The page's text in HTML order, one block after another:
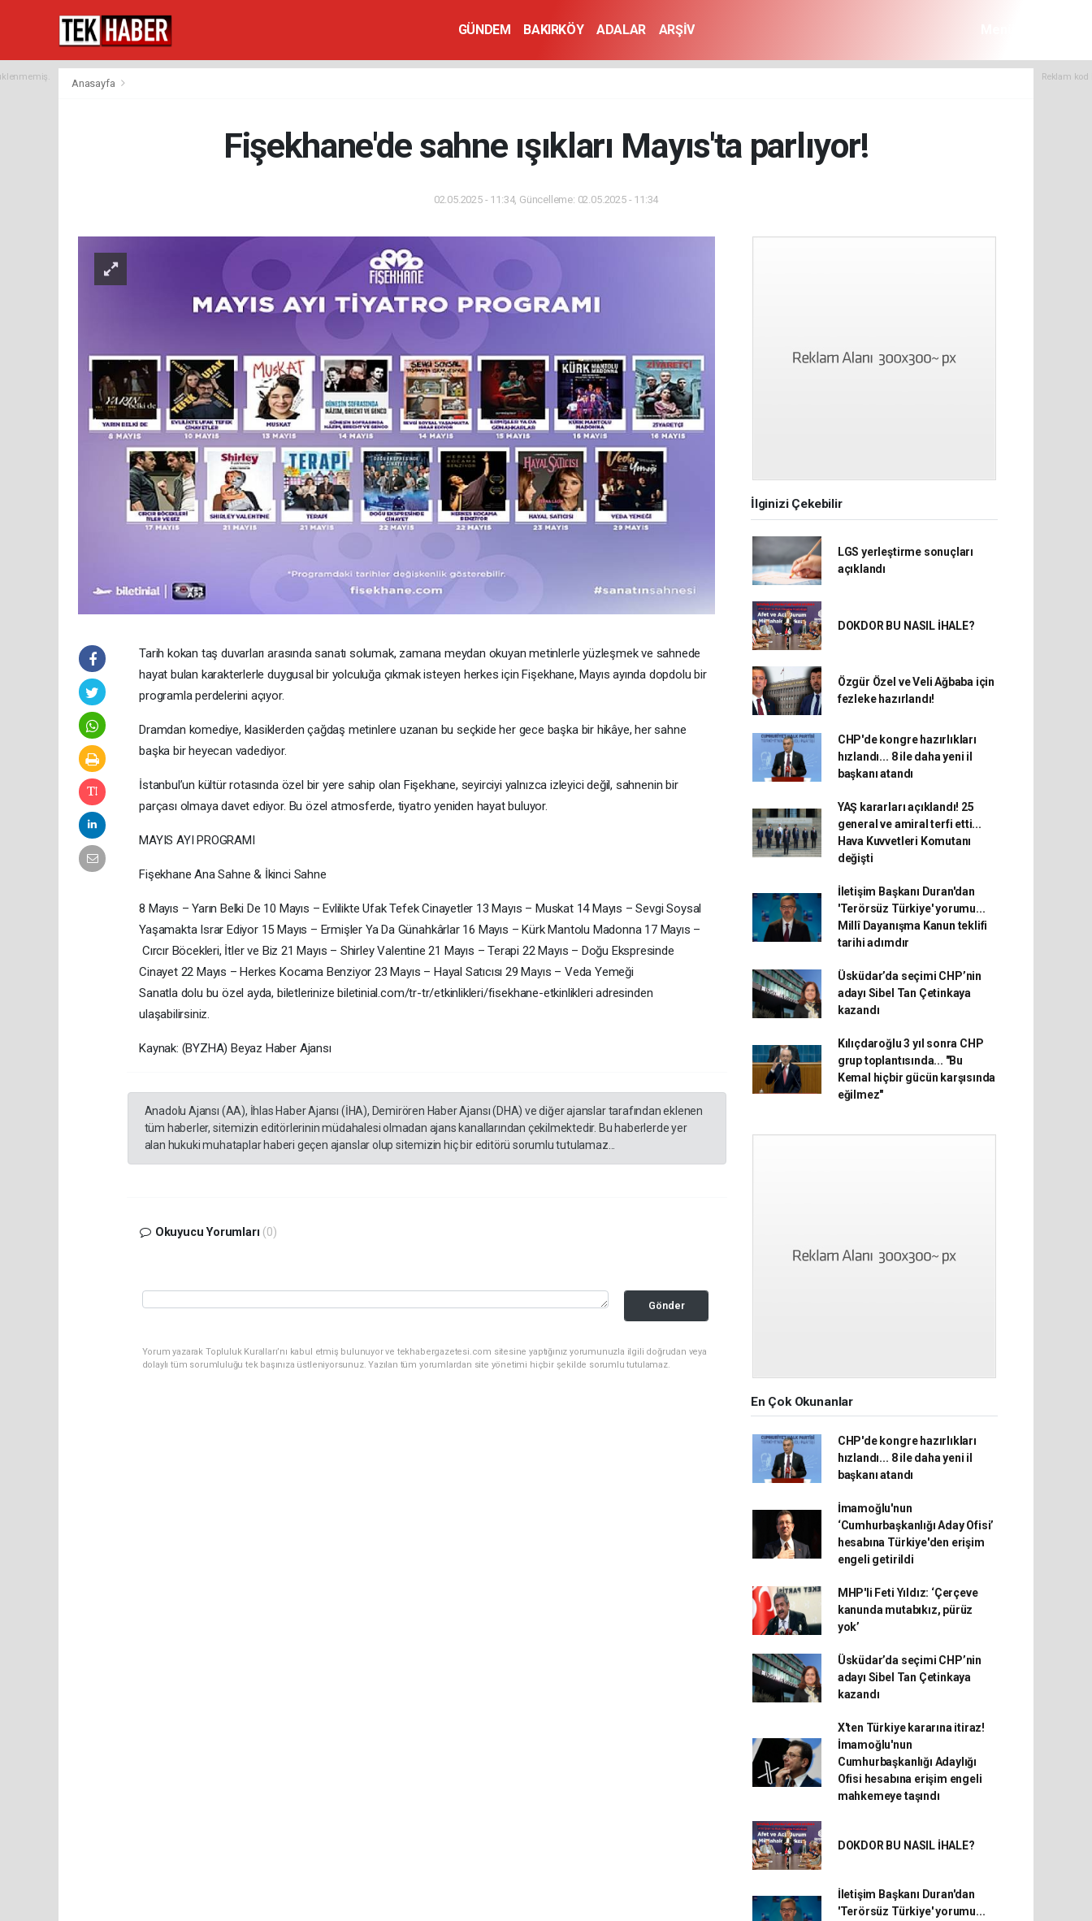
GÜNDEM BAKIRKÖY ADALAR ARŞİV
Reklam
Anasayfa
Fişekhane'de sahne ışıkları Mayıs'ta parlıyor!
02.05.2025 - 11:34, Güncelleme: 02.05.2025 - 11:34
Tarih kokan taş duvarları arasında sanatı solumak, zamana meydan okuyan metinlerle yüzleşmek ve sahnede
hayat bulan karakterlerle duygusal bir yolculuğa çıkmak isteyen herkes için Fişekhane, Mayıs ayında dopdolu bir
programla perdelerini açıyor.
Dramdan komediye, klasiklerden çağdaş metinlere uzanan bu seçkide her gece başka bir hikâye, her sahne
başka bir heyecan vadediyor.
İstanbul’un kültür rotasında özel bir yere sahip olan Fişekhane, seyirciyi yalnızca izleyici değil, sahnenin bir
parçası olmaya davet ediyor. Bu özel atmosferde, tiyatro yeniden hayat buluyor.
MAYIS AYI PROGRAMI
Fişekhane Ana Sahne & İkinci Sahne
8 Mayıs – Yarın Belki De 10 Mayıs – Evlilikte Ufak Tefek Cinayetler 13 Mayıs – Muskat 14 Mayıs – Sevgi Soysal
Yaşamakta Israr Ediyor 15 Mayıs – Ermişler Ya Da Günahkârlar 16 Mayıs – Kürk Mantolu Madonna 17 Mayıs –
Cırcır Böcekleri, İtler ve Biz 21 Mayıs – Shirley Valentine 21 Mayıs – Terapi 22 Mayıs – Doğu Ekspresinde
Cinayet 22 Mayıs – Herkes Kocama Benziyor 23 Mayıs – Hayal Satıcısı 29 Mayıs – Veda Yemeği
Sanatla dolu bu özel ayda, biletlerinize biletinial.com/tr-tr/etkinlikleri/fisekhane-etkinlikleri adresinden
ulaşabilirsiniz.
Kaynak: (BYZHA) Beyaz Haber Ajansı
Anadolu Ajansı (AA), İhlas Haber Ajansı (İHA), Demirören Haber Ajansı (DHA) ve diğer ajanslar tarafından eklenen
tüm haberler, sitemizin editörlerinin müdahalesi olmadan ajans kanallarından çekilmektedir. Bu haberlerde yer
alan hukuki muhataplar haberi geçen ajanslar olup sitemizin hiç bir editörü sorumlu tutulamaz...
Okuyucu Yorumları (0)
Gönder
Yorum yazarak Topluluk Kuralları’nı kabul etmiş bulunuyor ve tekhabergazetesi.com sitesine yaptığınız yorumunuzla ilgili doğrudan veya
dolaylı tüm sorumluluğu tek başınıza üstleniyorsunuz. Yazılan tüm yorumlardan site yönetimi hiçbir şekilde sorumlu tutulamaz.
İlginizi Çekebilir
LGS yerleştirme sonuçları
açıklandı
DOKDOR BU NASIL İHALE?
Özgür Özel ve Veli Ağbaba için
fezleke hazırlandı!
CHP'de kongre hazırlıkları
hızlandı... 8 ile daha yeni il
başkanı atandı
YAŞ kararları açıklandı! 25
general ve amiral terfi etti...
Hava Kuvvetleri Komutanı
değişti
İletişim Başkanı Duran'dan
'Terörsüz Türkiye' yorumu...
Millî Dayanışma Kanun teklifi
tarihi adımdır
Üsküdar’da seçimi CHP’nin
adayı Sibel Tan Çetinkaya
kazandı
Kılıçdaroğlu 3 yıl sonra CHP
grup toplantısında... "Bu
Kemal hiçbir gücün karşısında
eğilmez"
En Çok Okunanlar
CHP'de kongre hazırlıkları
hızlandı... 8 ile daha yeni il
başkanı atandı
İmamoğlu'nun
‘Cumhurbaşkanlığı Aday Ofisi’
hesabına Türkiye'den erişim
engeli getirildi
MHP'li Feti Yıldız: ‘Çerçeve
kanunda mutabıkız, pürüz
yok’
Üsküdar’da seçimi CHP’nin
adayı Sibel Tan Çetinkaya
kazandı
X'ten Türkiye kararına itiraz!
İmamoğlu'nun
Cumhurbaşkanlığı Adaylığı
Ofisi hesabına erişim engeli
mahkemeye taşındı
DOKDOR BU NASIL İHALE?
İletişim Başkanı Duran'dan
'Terörsüz Türkiye' yorumu...